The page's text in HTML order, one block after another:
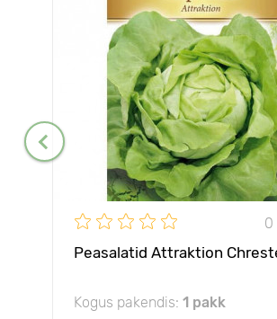
0
Peasalatid Attraktion
Kogus pakendis: 1 pakk